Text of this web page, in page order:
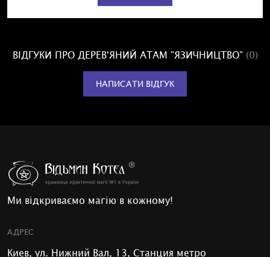
ВІДГУКИ ПРО ДЕРЕВ'ЯНИЙ АТАМ "ЯЗИЧНИЦТВО" (0)
НАПИСАТИ ВІДГУК
Ми відкриваємо магію в кожному!
АДРЕС
Киев, ул. Нижний Вал, 13, Станция метро